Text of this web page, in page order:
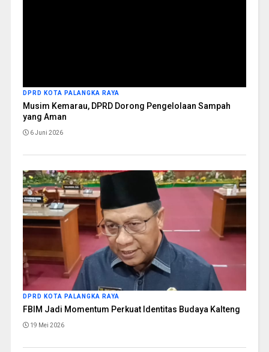
DPRD KOTA PALANGKA RAYA
Musim Kemarau, DPRD Dorong Pengelolaan Sampah
yang Aman
6 Juni 2026
DPRD KOTA PALANGKA RAYA
FBIM Jadi Momentum Perkuat Identitas Budaya Kalteng
19 Mei 2026